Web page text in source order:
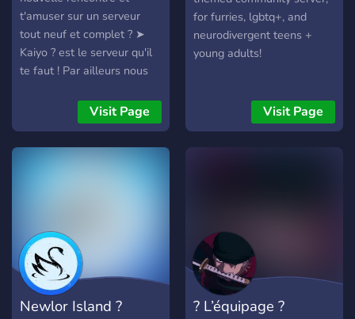
t'amuser sur un serveur
tout neuf et complet ? ➤
Kaiyo ? est le serveur qu'il
te faut ! Par ailleurs nous
staff et des serveurs pour
Visit Page
for furries, lgbtq+, and
neurodivergent teens +
young adults!
Visit Page
Newlor Island ? ? L’équipage ?